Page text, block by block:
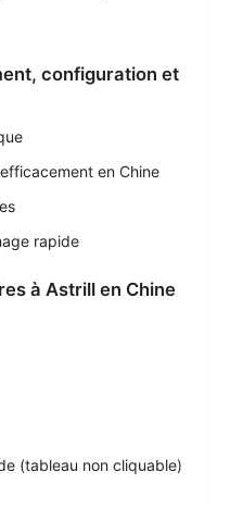
configuration et
en Chine
rapide
à Astrill en Chine
(tableau non cliquable)